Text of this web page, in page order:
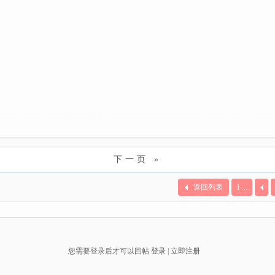
下一页 »
1 ...
返回列表
您需要登录后才可以回帖登录 |立即注册